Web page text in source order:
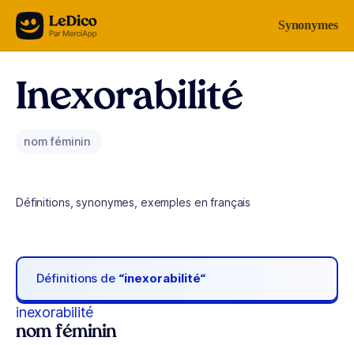
Aller au contenu Synonymes
Inexorabilité
nom féminin
Définitions, synonymes, exemples en français
Définitions de “inexorabilité“
inexorabilité
nom féminin